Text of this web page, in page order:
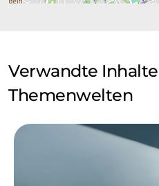
Verwandte
Themenwelten